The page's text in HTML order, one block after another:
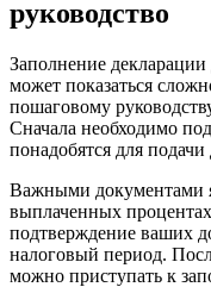
руководство
Заполнение декларации
может показаться
пошаговому
Сначала необходимо
понадобятся для
Важными документами
выплаченных
подтверждение ваших
налоговый период.
можно приступать к